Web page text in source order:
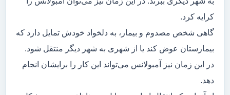
کرایه کرد.
گاهی شخص مصدوم و بیمار، به دلخواد خودش تمایل دارد که
بیمارستان عوض کند یا از شهری به شهر دیگر منتقل شود.
در این زمان نیز آمبولانس می‌تواند این کار را برایشان انجام
دهد.